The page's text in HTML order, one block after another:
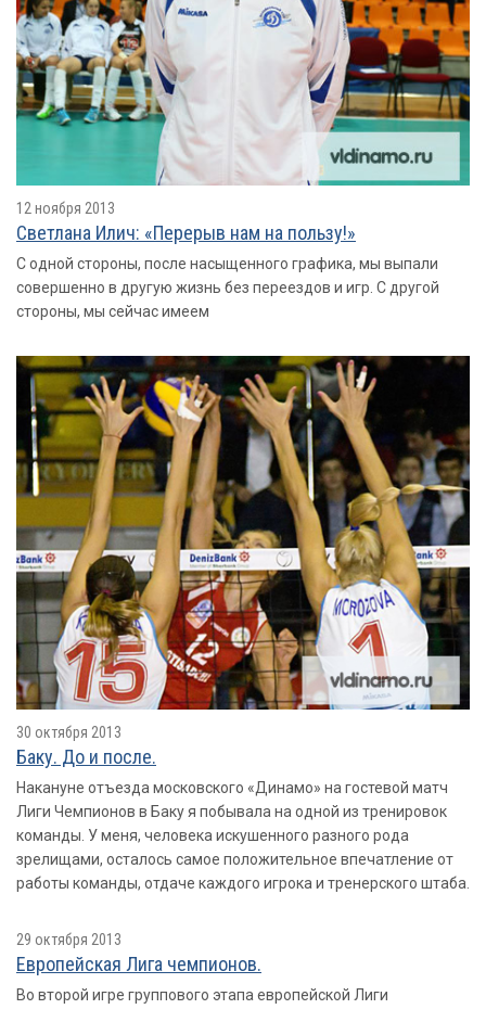
12 ноября 2013
Светлана Илич: «Перерыв нам на пользу!»
С одной стороны, после насыщенного графика, мы выпали
совершенно в другую жизнь без переездов и игр. С другой
стороны, мы сейчас имеем
30 октября 2013
Баку. До и после.
Накануне отъезда московского «Динамо» на гостевой матч
Лиги Чемпионов в Баку я побывала на одной из тренировок
команды. У меня, человека искушенного разного рода
зрелищами, осталось самое положительное впечатление от
работы команды, отдаче каждого игрока и тренерского штаба.
29 октября 2013
Европейская Лига чемпионов.
Во второй игре группового этапа европейской Лиги